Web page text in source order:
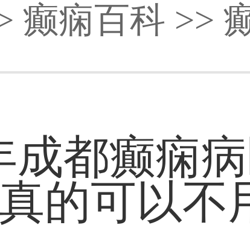
癫痫百科 >>
成都癫痫
的可以不